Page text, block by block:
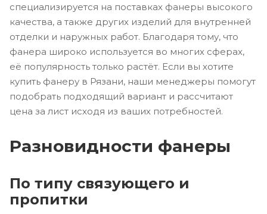
специализируется на поставках фанеры высокого
качества, а также других изделий для внутренней
отделки и наружных работ. Благодаря тому, что
фанера широко используется во многих сферах,
её популярность только растёт. Если вы хотите
купить фанеру в Рязани, наши менеджеры помогут
подобрать подходящий вариант и рассчитают
цена за лист исходя из ваших потребностей.
Разновидности фанеры
По типу связующего и
пропитки